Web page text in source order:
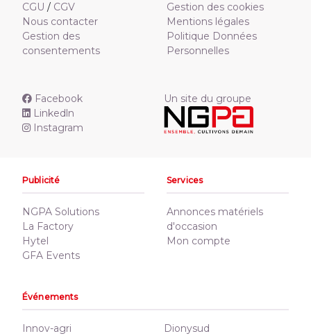
CGU / CGV
Nous contacter
Gestion des
consentements
Gestion des cookies
Mentions légales
Politique Données
Personnelles
Facebook
Linkedln
Instagram
Un site du groupe
Publicité
NGPA Solutions
La Factory
Hytel
GFA Events
Services
Annonces matériels
d'occasion
Mon compte
Événements
Innov-agri Dionysud